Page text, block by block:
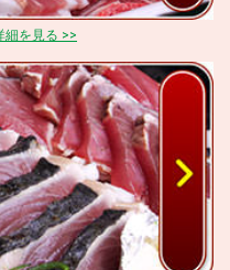
を見る >>